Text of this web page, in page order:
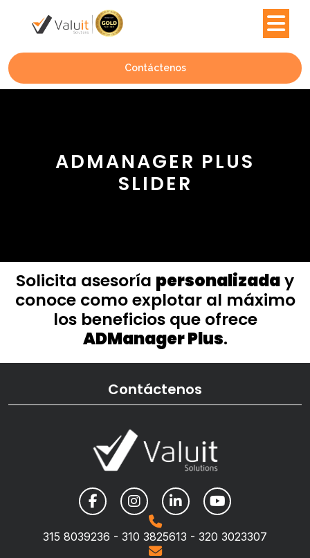
Contáctenos
ADMANAGER PLUS
SLIDER
Solicita asesoría personalizaday
conoce como explotar al máximo
los beneficios que ofrece
ADManager Plus.
Contáctenos
315 8039236 - 310 3825613 - 320 3023307